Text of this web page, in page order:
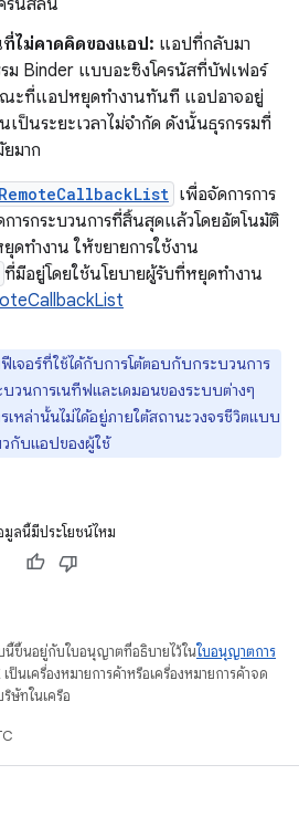
รนัสล้น
ไม่คาดคิดของแอป: แอปที่กลับมา
รม Binder แบบอะซิงโครนัสที่บัฟเฟอร์
ณะที่แอปหยุดทำงานทันที แอปอาจอยู่
ป็นระยะเวลาไม่จำกัด ดังนั้นธุรกรรมที่
มาก
RemoteCallbackList เพื่อจัดการการ
ารกระบวนการที่สิ้นสุดแล้วโดยอัตโนมัติ
ทำงาน ให้ขยายการใช้งาน
ที่มีอยู่โดยใช้นโยบายผู้รับที่หยุดทำงาน
เจอร์ที่ใช้ได้กับการโต้ตอบกับกระบวนการ
วนการเนทีฟและเดมอนของระบบต่างๆ
หล่านั้นไม่ได้อยู่ภายใต้สถานะวงจรชีวิตแบบ
กับแอปของผู้ใช้
มูลนี้มีประโยชน์ไหม
นี้ขึ้นอยู่กับใบอนุญาตที่อธิบายไว้ในใบอนุญาตการ
นเครื่องหมายการค้าหรือเครื่องหมายการค้าจด
ษัทในเครือ